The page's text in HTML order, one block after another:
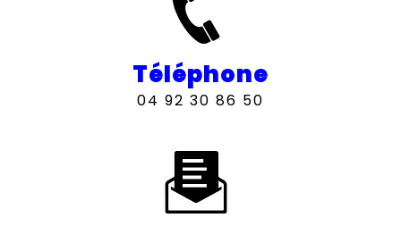
Téléphone
04 92 30 86 50